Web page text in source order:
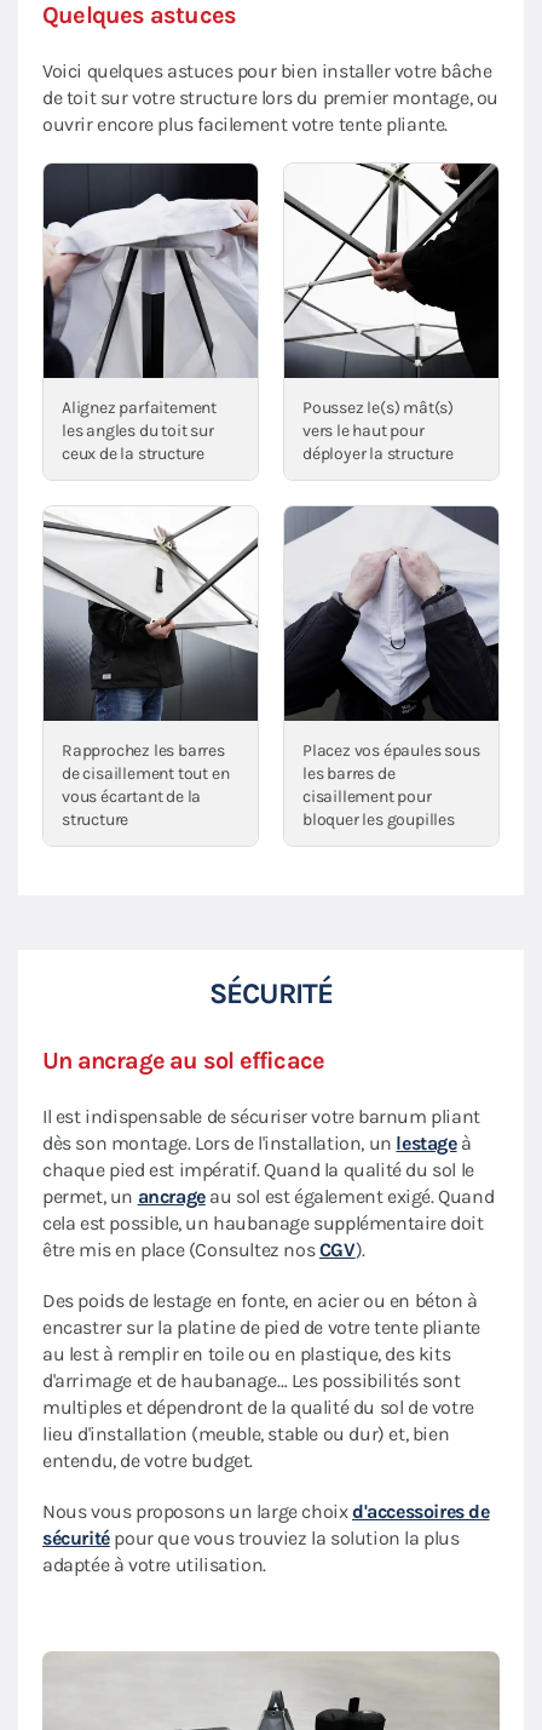
Quelques astuces
Voici quelques astuces pour bien installer votre bâche
de toit sur votre structure lors du premier montage, ou
ouvrir encore plus facilement votre tente pliante.
Alignez parfaitement
les angles du toit sur
ceux de la structure
Poussez le(s) mât(s)
vers le haut pour
déployer la structure
Rapprochez les barres
de cisaillement tout en
vous écartant de la
structure
Placez vos épaules sous
les barres de
cisaillement pour
bloquer les goupilles
SÉCURITÉ
Un ancrage au sol efficace
Il est indispensable de sécuriser votre barnum pliant
dès son montage. Lors de l'installation, un lestageà
chaque pied est impératif. Quand la qualité du sol le
permet, un ancrageau sol est également exigé. Quand
cela est possible, un haubanage supplémentaire doit
être mis en place (Consultez nosCGV).
Des poids de lestage en fonte, en acier ou en béton à
encastrer sur la platine de pied de votre tente pliante
au lest à remplir en toile ou en plastique, des kits
d'arrimage et de haubanage… Les possibilités sont
multiples et dépendront de la qualité du sol de votre
lieu d'installation (meuble, stable ou dur) et, bien
entendu, de votre budget.
Nous vous proposons un large choixd'accessoires de
sécuritépour que vous trouviez la solution la plus
adaptée à votre utilisation.